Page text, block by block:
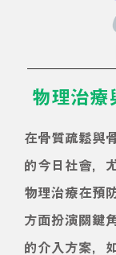
物理治療
在骨質疏鬆與
的今日社會，
物理治療在預
方面扮演關鍵
的介入方案，